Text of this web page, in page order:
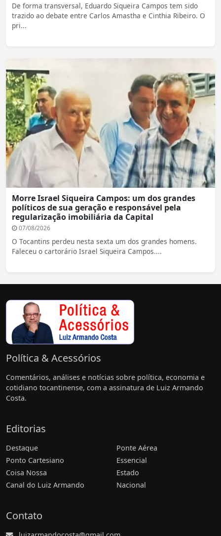
De forma transversal, Eduardo Siqueira Campos tem sido
trazido ao debate entre Carlos Amastha e Cinthia Ribeiro. O
pri...
Morre Israel Siqueira Campos: um dos grandes
políticos de sua geração e responsável pela
regularização imobiliária da Capital
07/08/2026
O Tocantins perdeu nesta sexta um dos grandes homens.
Faleceu o cartorário Israel Siqueira Campos....
Política & Acessórios
Comentários, análises e notícias sobre política, economia e
cotidiano tocantinense, com a assinatura de Luiz Armando
Costa.
Editorias
Destaque
Ponto Cartesiano
Coisa Nossa
Canal do Luiz Armando
Ponte Aérea
Essencial
Estado
Nacional
Contato